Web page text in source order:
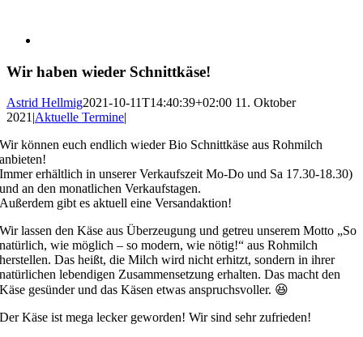
Wir haben wieder Schnittkäse!
Astrid Hellmig2021-10-11T14:40:39+02:00 11. Oktober
2021|Aktuelle Termine|
Wir können euch endlich wieder Bio Schnittkäse aus Rohmilch
anbieten!
Immer erhältlich in unserer Verkaufszeit Mo-Do und Sa 17.30-18.30)
und an den monatlichen Verkaufstagen.
Außerdem gibt es aktuell eine Versandaktion!
Wir lassen den Käse aus Überzeugung und getreu unserem Motto „So
natürlich, wie möglich – so modern, wie nötig!“ aus Rohmilch
herstellen. Das heißt, die Milch wird nicht erhitzt, sondern in ihrer
natürlichen lebendigen Zusammensetzung erhalten. Das macht den
Käse gesünder und das Käsen etwas anspruchsvoller. 😆
Der Käse ist mega lecker geworden! Wir sind sehr zufrieden!